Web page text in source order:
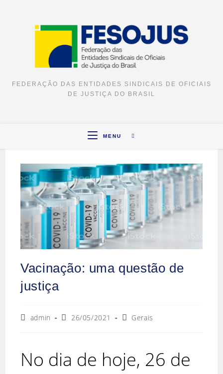
FEDERAÇÃO DAS ENTIDADES SINDICAIS DE OFICIAIS
DE JUSTIÇA DO BRASIL
MENU
Vacinação: uma questão de
justiça
admin 26/05/2021 Gerais
No dia de hoje, 26 de